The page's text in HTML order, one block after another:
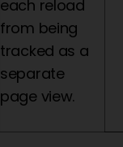
each reload
from being
tracked as a
separate
page view.